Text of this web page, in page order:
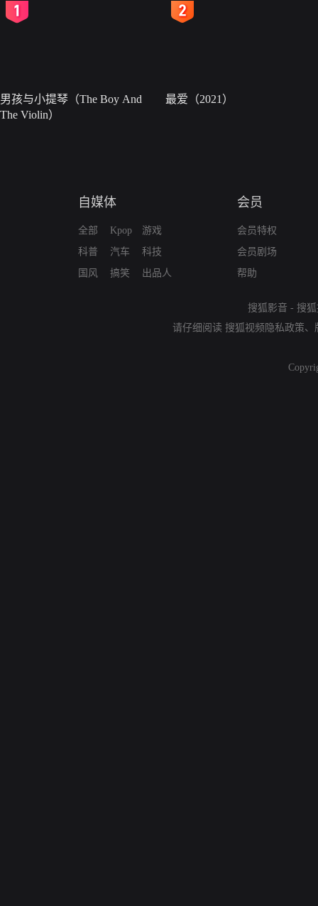
男孩与小提琴（The Boy And
The Violin）
最爱（2021）
自媒体
全部
科普
国风
Kpop
汽车
搞笑
游戏
科技
出品人
会员
会员特权
会员剧场
帮助
搜狐影音 - 搜
请仔细阅读 搜狐视频隐私政策、